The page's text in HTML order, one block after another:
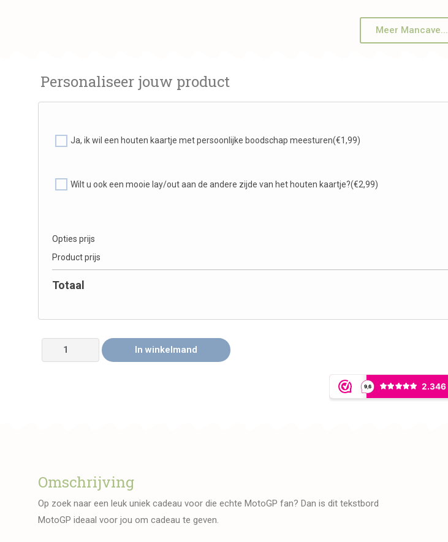
Meer Mancave...
Personaliseer jouw product
Ja, ik wil een houten kaartje met persoonlijke boodschap meesturen(€1,99)
Wilt u ook een mooie lay/out aan de andere zijde van het houten kaartje?(€2,99)
Opties prijs
Product prijs
Totaal
In winkelmand
Omschrijving
Op zoek naar een leuk uniek cadeau voor die echte MotoGP fan? Dan is dit tekstbord
MotoGP ideaal voor jou om cadeau te geven.